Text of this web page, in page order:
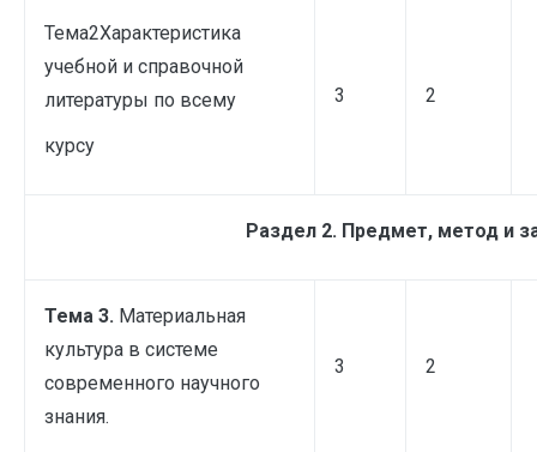
Тема2Характеристика
учебной и справочной
литературы по всему
курсу
3 2
Раздел 2. Предмет, метод и
Тема 3. Материальная
культура в системе
современного научного
знания.
3 2